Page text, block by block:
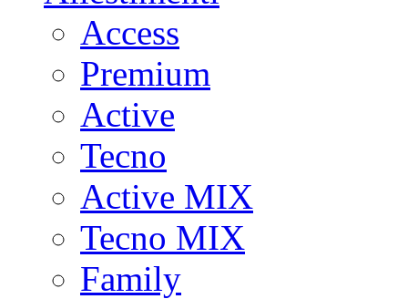
Access
Premium
Active
Tecno
Active MIX
Tecno MIX
Family